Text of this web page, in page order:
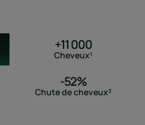
+11 000
Cheveux¹
-52%
Chute de cheveux³